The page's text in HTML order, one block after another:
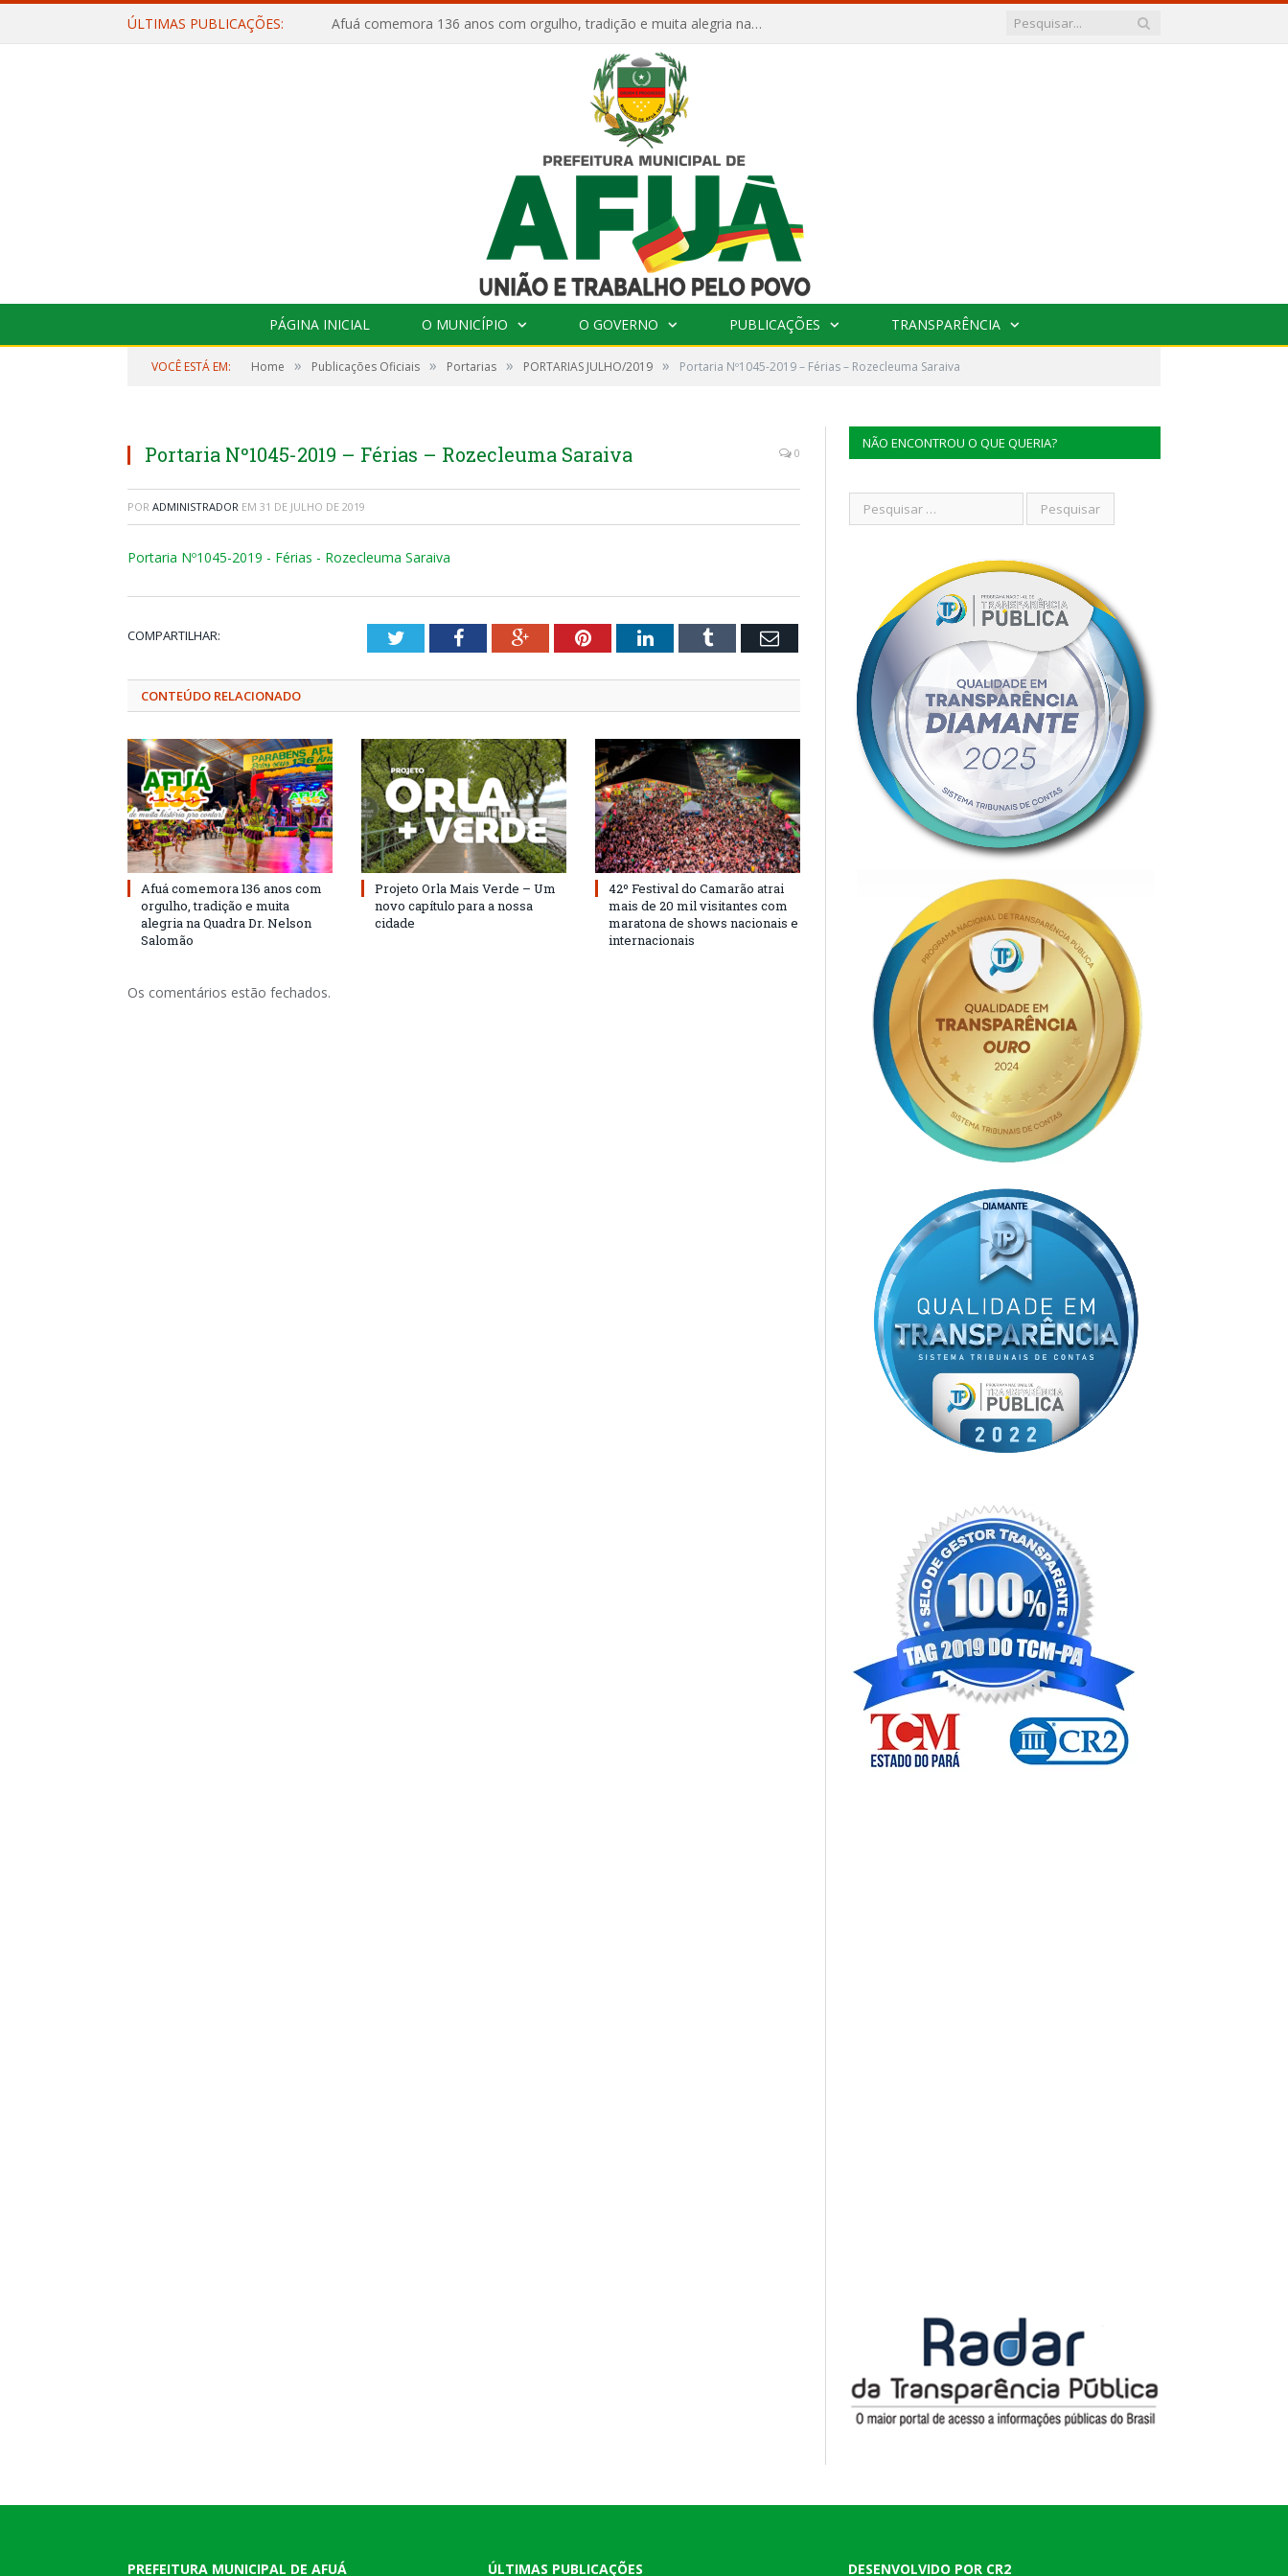
ÚLTIMAS PUBLICAÇÕES: Afuá comemora 136 anos com orgulho, tradição e muita alegria na Quadra Dr. Nelson Salomão
PÁGINA INICIAL O MUNICÍPIO O GOVERNO PUBLICAÇÕES TRANSPARÊNCIA
VOCÊ ESTÁ EM: Home » Publicações Oficiais » Portarias » PORTARIAS JULHO/2019 » Portaria Nº1045-2019 – Férias – Rozecleuma Saraiva
Portaria Nº1045-2019 – Férias – Rozecleuma Saraiva 0
POR ADMINISTRADOR EM 31 DE JULHO DE 2019
Portaria Nº1045-2019 - Férias - Rozecleuma Saraiva
COMPARTILHAR: TwitterFacebookGoogle+PinterestLinkedInTumblr Email
CONTEÚDO RELACIONADO
Afuá comemora 136 anos com
orgulho, tradição e muita
alegria na Quadra Dr. Nelson
Salomão
Projeto Orla Mais Verde – Um
novo capítulo para a nossa
cidade
42º Festival do Camarão atrai
mais de 20 mil visitantes com
maratona de shows nacionais e
internacionais
Os comentários estão fechados.
NÃO ENCONTROU O QUE QUERIA?
PREFEITURA MUNICIPAL DE AFUÁ ÚLTIMAS PUBLICAÇÕES DESENVOLVIDO POR CR2